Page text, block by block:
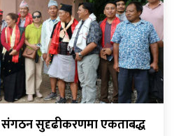
सुदृढीकरणमा एकताबद्ध